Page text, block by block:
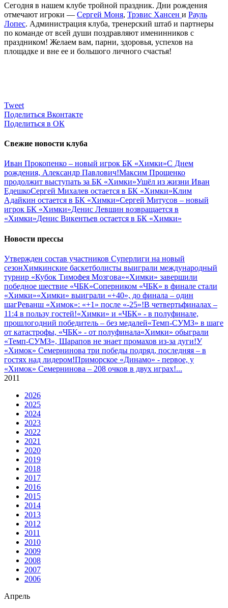
Сегодня в нашем клубе тройной праздник. Дни рождения
отмечают игроки — Сергей Моня, Трэвис Хансен и Рауль
Лопес. Администрация клуба, тренерский штаб и партнеры
по команде от всей души поздравляют именинников с
праздником! Желаем вам, парни, здоровья, успехов на
площадке и вне ее и большого личного счастья!
Tweet
Поделиться Вконтакте
Поделиться в ОК
Свежие новости клуба
Иван Прокопенко – новый игрок БК «Химки»С Днем
рождения, Александр Павлович!Максим Прощенко
продолжит выступать за БК «Химки»Ушёл из жизни Иван
ЕдешкоСергей Михалев остается в БК «Химки»Клим
Адайкин остается в БК «Химки»Сергей Митусов – новый
игрок БК «Химки»Денис Левшин возвращается в
«Химки»Денис Викентьев остается в БК «Химки»
Новости прессы
Утвержден состав участников Cуперлиги на новый
сезонХимкинские баскетболисты выиграли международный
турнир «Кубок Тимофея Мозгова»«Химки» завершили
победное шествие «ЧБК»Соперником «ЧБК» в финале стали
«Химки»«Химки» выиграли «+40», до финала – один
шагРеванш «Химок»: «+1» после «-25»!В четвертьфиналах –
11:4 в пользу гостей!«Химки» и «ЧБК» - в полуфинале,
прошлогодний победитель – без медалей«Темп-СУМЗ» в шаге
от катастрофы, «ЧБК» - от полуфинала«Химки» обыграли
«Темп-СУМЗ», Шарапов не знает промахов из-за дуги!У
«Химок» Семернинова три победы подряд, последняя – в
гостях над лидером!Приморское «Динамо» - первое, у
«Химок» Семернинова – 208 очков в двух играх!...
2011
2026
2025
2024
2023
2022
2021
2020
2019
2018
2017
2016
2015
2014
2013
2012
2011
2010
2009
2008
2007
2006
Апрель